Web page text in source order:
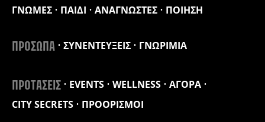
ΓΝΩΜΕΣ
ΠΑΙΔΙ ΑΝΑΓΝΩΣΤΕΣ ΠΟΙΗΣΗ
ΠΡΟΣΩΠΑ ΣΥΝΕΝΤΕΥΞΕΙΣ ΓΝΩΡΙΜΙΑ
ΠΡΟΤΑΣΕΙΣ EVENTS WELLNESS
ΑΓΟΡΑ
CITY SECRETS
ΠΡΟΟΡΙΣΜΟΙ